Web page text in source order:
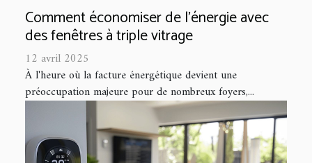
Comment économiser de l'énergie avec
des fenêtres à triple vitrage
12 avril 2025
À l'heure où la facture énergétique devient une
préoccupation majeure pour de nombreux foyers,...